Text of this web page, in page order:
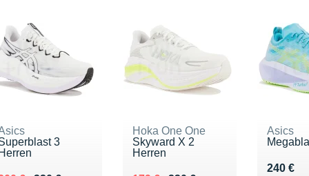
3
Hoka One One
Skyward X 2
Herren
Asics
240 €
Vendu